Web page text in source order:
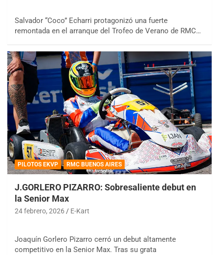
Salvador “Coco” Echarri protagonizó una fuerte
remontada en el arranque del Trofeo de Verano de RMC…
PILOTOS EKVP RMC BUENOS AIRES
J.GORLERO PIZARRO: Sobresaliente debut en
la Senior Max
24 febrero, 2026 E-Kart
Joaquín Gorlero Pizarro cerró un debut altamente
competitivo en la Senior Max. Tras su grata